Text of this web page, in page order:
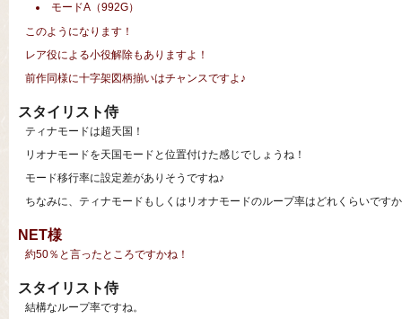
モードA（992G）
このようになります！
レア役による小役解除もありますよ！
前作同様に十字架図柄揃いはチャンスですよ♪
スタイリスト侍
ティナモードは超天国！
リオナモードを天国モードと位置付けた感じでしょうね！
モード移行率に設定差がありそうですね♪
ちなみに、ティナモードもしくはリオナモードのループ率はどれくらいです
NET様
約50％と言ったところですかね！
スタイリスト侍
結構なループ率ですね。